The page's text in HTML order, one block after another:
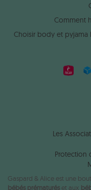
Comment
Choisir body et
Les
Protection
Gaspard & Alice est une
bébés prématurés et aux